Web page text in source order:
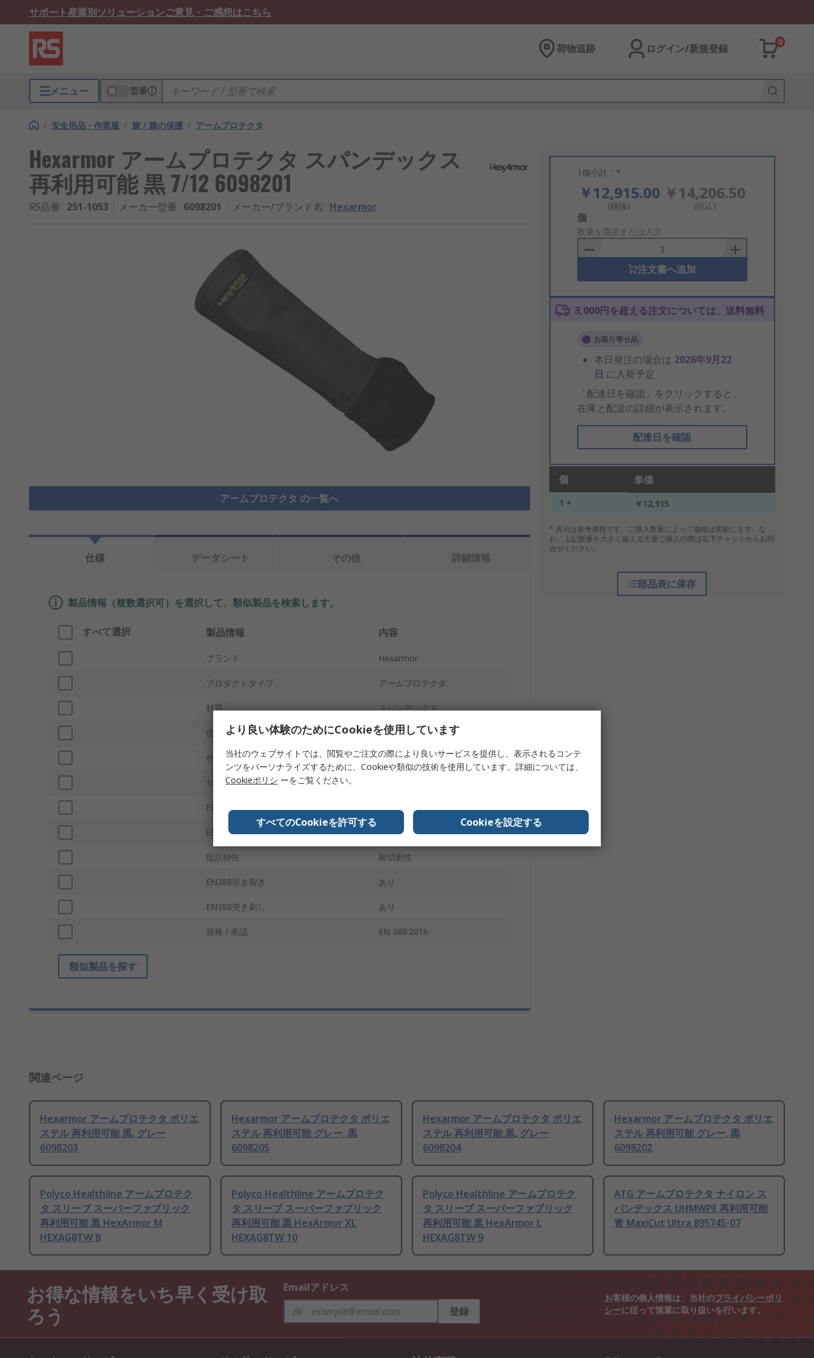
サポート産業別ソリューションご意見・ご感想はこちら
荷物追跡 ログイン/新規登録
0
メニュー 型番
/ 安全用品・作業服 / 腕 / 膝の保護 / アームプロテクタ
Hexarmor アームプロテクタ スパンデックス
再利用可能 黒 7/12 6098201
RS品番: 251-1053 メーカー型番: 6098201 メーカー/ブランド名: Hexarmor
アームプロテクタ の一覧へ
1個小計：*
￥12,915.00
(税抜)
￥14,206.50
(税込)
Add
to
Basket
個
数量を選択または入力
注文書へ追加
3,000円を超える注文については、送料無料
お取り寄せ品
本日発注の場合は 2026年9月22
日 に入荷予定
「配達日を確認」をクリックすると、
在庫と配送の詳細が表示されます。
配達日を確認
個 単価
1 + ￥12,915
* 表示は参考価格です。ご購入数量によって価格は変動します。な
お、上記数量を大きく超える大量ご購入の際は右下チャットからお問
合せください。
部品表に保存
仕様 データシート その他 詳細情報
製品情報（複数選択可）を選択して、類似製品を検索します。
すべて選択 製品情報 内容
ブランド Hexarmor
プロダクトタイプ アームプロテクタ
材質 スパンデックス
使い捨て/再利用可能な 再利用可能
色 黒
サイズ
EN388摩耗 あり
EN388切断 あり
抵抗特性 耐切創性
EN388引き裂き あり
EN388突き刺し あり
規格 / 承認 EN 388:2016
類似製品を探す
関連ページ
Hexarmor アームプロテクタ ポリエ
ステル 再利用可能 黒, グレー
6098203
Hexarmor アームプロテクタ ポリエ
ステル 再利用可能 グレー, 黒
6098205
Hexarmor アームプロテクタ ポリエ
ステル 再利用可能 黒, グレー
6098204
Hexarmor アームプロテクタ ポリエ
ステル 再利用可能 グレー, 黒
6098202
Polyco Healthline アームプロテク
タ スリーブ スーパーファブリック
再利用可能 黒 HexArmor M
HEXAG8TW 8
Polyco Healthline アームプロテク
タ スリーブ スーパーファブリック
再利用可能 黒 HexArmor XL
HEXAG8TW 10
Polyco Healthline アームプロテク
タ スリーブ スーパーファブリック
再利用可能 黒 HexArmor L
HEXAG8TW 9
ATG アームプロテクタ ナイロン ス
パンデックス UHMWPE 再利用可能
青 MaxiCut Ultra 895745-07
お得な情報をいち早く受け取
ろう
Emailアドレス
登録
お客様の個人情報は、当社のプライバシーポリ
シーに従って慎重に取り扱いを行います。
より良い体験のためにCookieを使用しています
当社のウェブサイトでは、閲覧やご注文の際により良いサービスを提供し、表示されるコンテ
ンツをパーソナライズするために、Cookieや類似の技術を使用しています。詳細については、
Cookieポリシ ーをご覧ください。
すべてのCookieを許可する Cookieを設定する